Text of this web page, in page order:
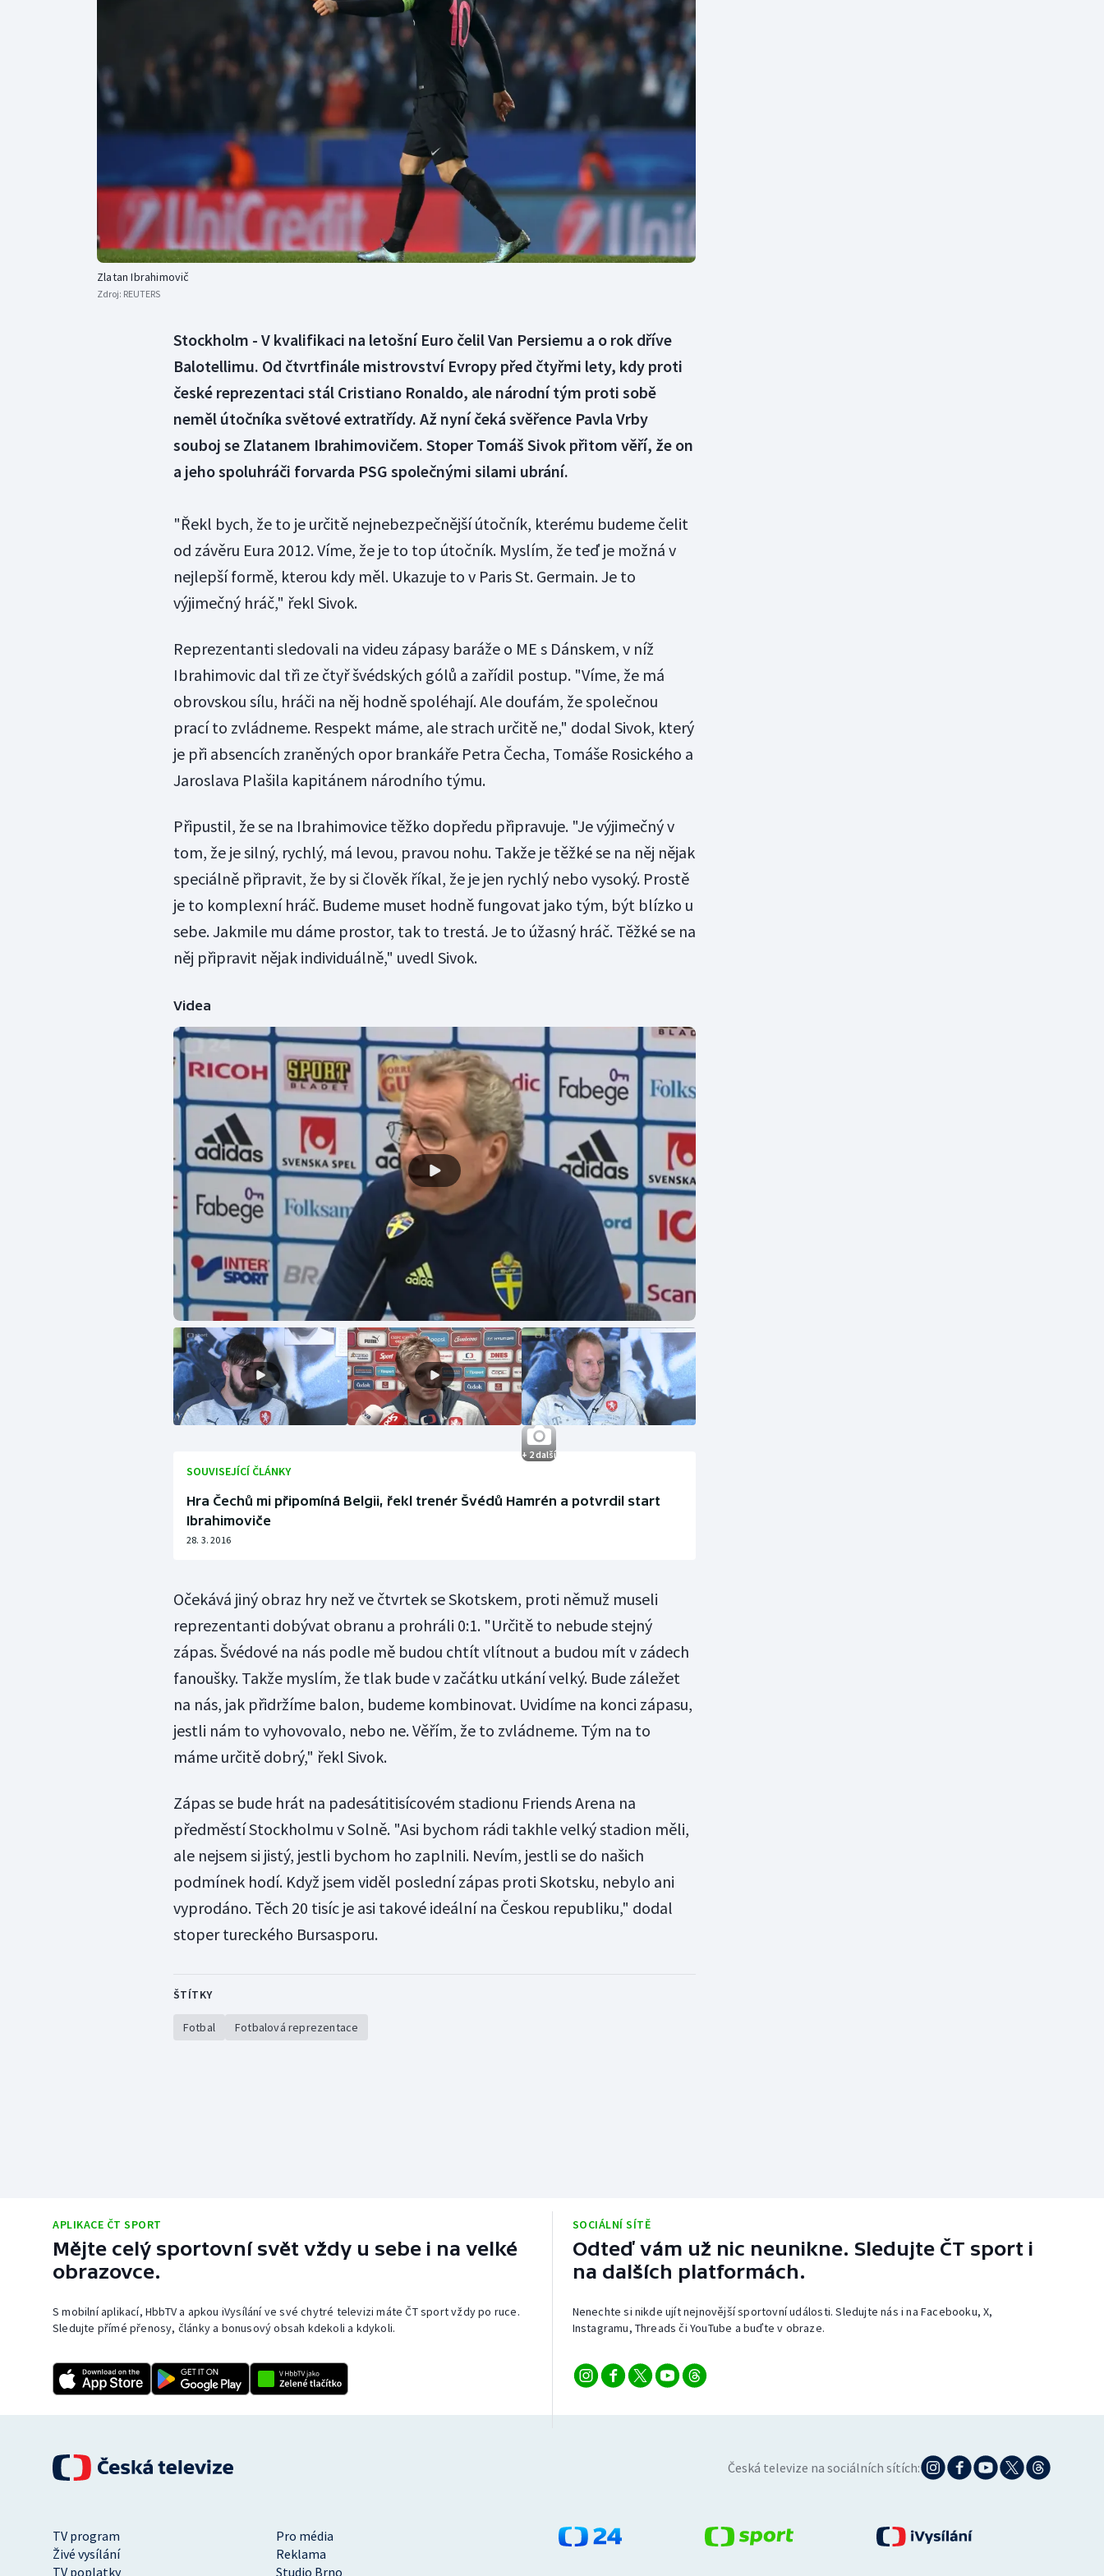
Curling
Dostihy
Florbal
Futsal
Gymnastika
Moderní pětiboj
Motorsport
Olympijské hry
Parasport
Plavání
Plážový volejbal
Triatlon
Veslování
Vodní slalom
Volejbal
Ostatní
Zlatan Ibrahimovič
Zdroj: REUTERS
Stockholm - V kvalifikaci na letošní Euro čelil Van Persiemu a o rok dříve
Balotellimu. Od čtvrtfinále mistrovství Evropy před čtyřmi lety, kdy proti
české reprezentaci stál Cristiano Ronaldo, ale národní tým proti sobě
neměl útočníka světové extratřídy. Až nyní čeká svěřence Pavla Vrby
souboj se Zlatanem Ibrahimovičem. Stoper Tomáš Sivok přitom věří, že on
a jeho spoluhráči forvarda PSG společnými silami ubrání.
"Řekl bych, že to je určitě nejnebezpečnější útočník, kterému budeme čelit
od závěru Eura 2012. Víme, že je to top útočník. Myslím, že teď je možná v
nejlepší formě, kterou kdy měl. Ukazuje to v Paris St. Germain. Je to
výjimečný hráč," řekl Sivok.
Reprezentanti sledovali na videu zápasy baráže o ME s Dánskem, v níž
Ibrahimovic dal tři ze čtyř švédských gólů a zařídil postup. "Víme, že má
obrovskou sílu, hráči na něj hodně spoléhají. Ale doufám, že společnou
prací to zvládneme. Respekt máme, ale strach určitě ne," dodal Sivok, který
je při absencích zraněných opor brankáře Petra Čecha, Tomáše Rosického a
Jaroslava Plašila kapitánem národního týmu.
Připustil, že se na Ibrahimovice těžko dopředu připravuje. "Je výjimečný v
tom, že je silný, rychlý, má levou, pravou nohu. Takže je těžké se na něj nějak
speciálně připravit, že by si člověk říkal, že je jen rychlý nebo vysoký. Prostě
je to komplexní hráč. Budeme muset hodně fungovat jako tým, být blízko u
sebe. Jakmile mu dáme prostor, tak to trestá. Je to úžasný hráč. Těžké se na
něj připravit nějak individuálně," uvedl Sivok.
Videa
+ 2 další
SOUVISEJÍCÍ ČLÁNKY
Hra Čechů mi připomíná Belgii, řekl trenér Švédů Hamrén a potvrdil start
Ibrahimoviče
28. 3. 2016
Očekává jiný obraz hry než ve čtvrtek se Skotskem, proti němuž museli
reprezentanti dobývat obranu a prohráli 0:1. "Určitě to nebude stejný
zápas. Švédové na nás podle mě budou chtít vlítnout a budou mít v zádech
fanoušky. Takže myslím, že tlak bude v začátku utkání velký. Bude záležet
na nás, jak přidržíme balon, budeme kombinovat. Uvidíme na konci zápasu,
jestli nám to vyhovovalo, nebo ne. Věřím, že to zvládneme. Tým na to
máme určitě dobrý," řekl Sivok.
Zápas se bude hrát na padesátitisícovém stadionu Friends Arena na
předměstí Stockholmu v Solně. "Asi bychom rádi takhle velký stadion měli,
ale nejsem si jistý, jestli bychom ho zaplnili. Nevím, jestli se do našich
podmínek hodí. Když jsem viděl poslední zápas proti Skotsku, nebylo ani
vyprodáno. Těch 20 tisíc je asi takové ideální na Českou republiku," dodal
stoper tureckého Bursasporu.
ŠTÍTKY
Fotbal Fotbalová reprezentace
APLIKACE ČT SPORT
Mějte celý sportovní svět vždy u sebe i na velké
obrazovce.
S mobilní aplikací, HbbTV a apkou iVysílání ve své chytré televizi máte ČT sport vždy po ruce.
Sledujte přímé přenosy, články a bonusový obsah kdekoli a kdykoli.
SOCIÁLNÍ SÍTĚ
Odteď vám už nic neunikne. Sledujte ČT sport i
na dalších platformách.
Nenechte si nikde ujít nejnovější sportovní události. Sledujte nás i na Facebooku, X,
Instagramu, Threads či YouTube a buďte v obraze.
Česká televize na sociálních sítích:
TV program
Pro média
Živé vysílání
Reklama
TV poplatky
Studio Brno